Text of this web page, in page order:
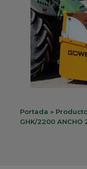
Portada »
GHK/2200 ANCHO